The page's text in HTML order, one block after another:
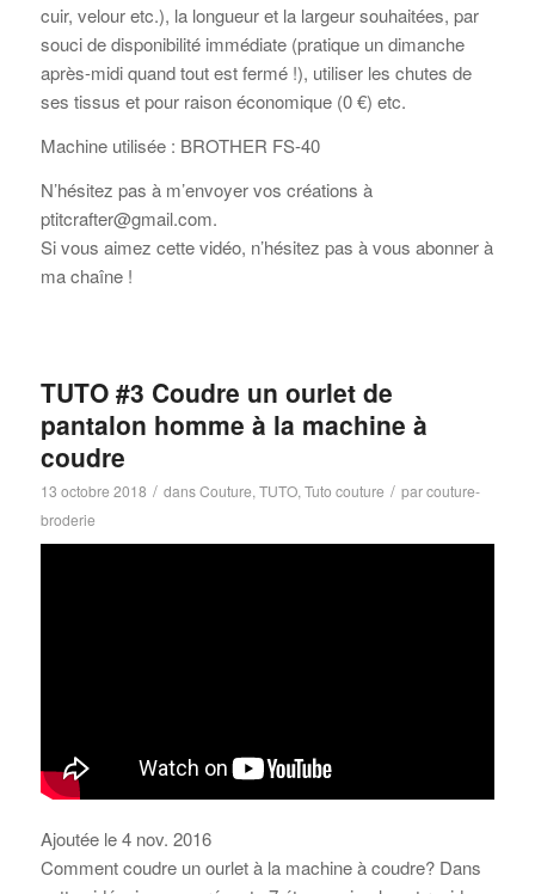
cuir, velour etc.), la longueur et la largeur souhaitées, par
souci de disponibilité immédiate (pratique un dimanche
après-midi quand tout est fermé !), utiliser les chutes de
ses tissus et pour raison économique (0 €) etc.
Machine utilisée : BROTHER FS-40
N’hésitez pas à m’envoyer vos créations à
ptitcrafter@gmail.com.
Si vous aimez cette vidéo, n’hésitez pas à vous abonner à
ma chaîne !
TUTO #3 Coudre un ourlet de
pantalon homme à la machine à
coudre
13 octobre 2018 / dansCouture, TUTO, Tuto couture / parcouture-
broderie
Ajoutée le 4 nov. 2016
Comment coudre un ourlet à la machine à coudre? Dans